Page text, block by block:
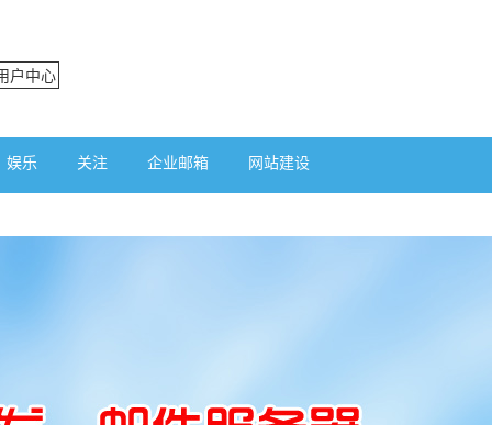
户中心
娱乐 关注 企业邮箱 网站建设